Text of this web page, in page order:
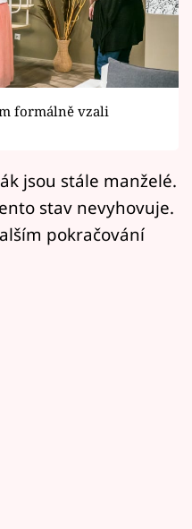
Vary
formálně vzali
jsou stále manželé.
stav nevyhovuje.
pokračování